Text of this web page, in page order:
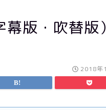
版・吹替版
2018年